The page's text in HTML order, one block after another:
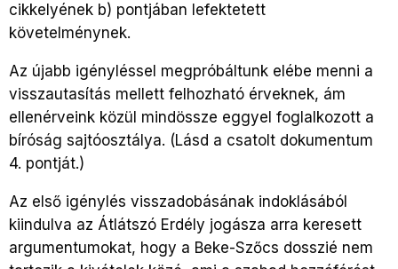
cikkelyének b) pontjában lefektetett
követelménynek.
Az újabb igényléssel megpróbáltunk elébe menni a
visszautasítás mellett felhozható érveknek, ám
ellenérveink közül mindössze eggyel foglalkozott a
bíróság sajtóosztálya. (Lásd a csatolt dokumentum
4. pontját.)
Az első igénylés visszadobásának indoklásából
kiindulva az Átlátszó Erdély jogásza arra keresett
argumentumokat, hogy a Beke-Szőcs dosszié nem